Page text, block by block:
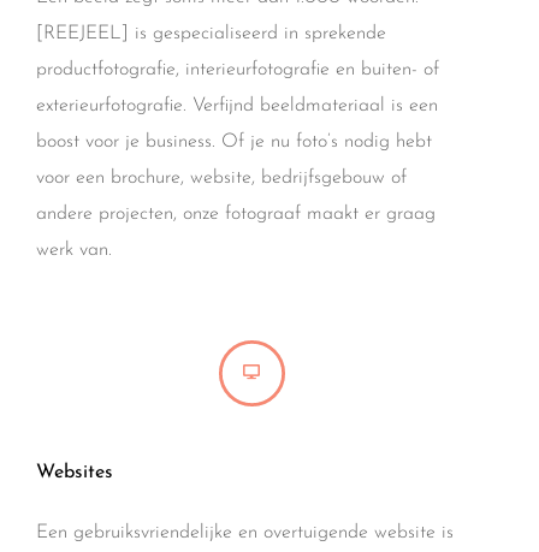
[REEJEEL] is gespecialiseerd in sprekende
productfotografie, interieurfotografie en buiten- of
exterieurfotografie. Verfijnd beeldmateriaal is een
boost voor je business. Of je nu foto’s nodig hebt
voor een brochure, website, bedrijfsgebouw of
andere projecten, onze fotograaf maakt er graag
werk van.
Websites
Een gebruiksvriendelijke en overtuigende website is